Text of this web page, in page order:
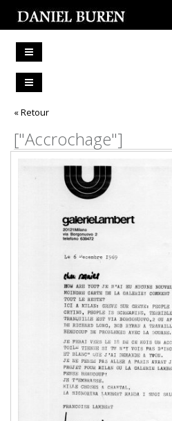
« Retour
["Accrochage"]